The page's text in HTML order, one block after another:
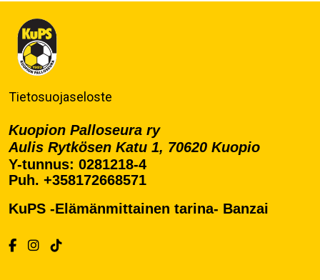
Tietosuojaseloste
Kuopion Palloseura ry
Aulis Rytkösen Katu 1, 70620 Kuopio
Y-tunnus: 0281218-4
Puh. +358172668571
KuPS -Elämänmittainen tarina- Banzai